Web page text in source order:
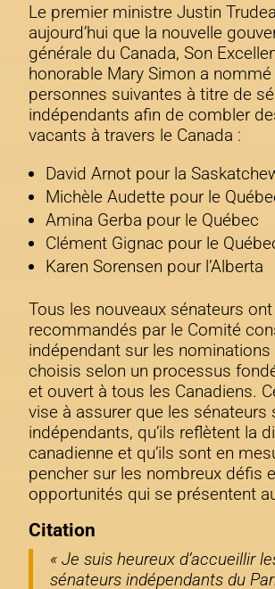
Le premier ministre Justin
aujourd’hui que la nouvelle
générale du Canada, Son
honorable Mary Simon a nommé
personnes suivantes à titre de
indépendants afin de combler
vacants à travers le Canada :
David Arnot pour la
Michèle Audette pour le
Amina Gerba pour le Québec
Clément Gignac pour le
Karen Sorensen pour l’Alberta
Tous les nouveaux sénateurs
recommandés par le Comité
indépendant sur les nominations
choisis selon un processus
et ouvert à tous les Canadiens.
vise à assurer que les sénateurs
indépendants, qu’ils reflètent la
canadienne et qu’ils sont en
pencher sur les nombreux défis
opportunités qui se présentent
Citation
« Je suis heureux d’accueillir
sénateurs indépendants du